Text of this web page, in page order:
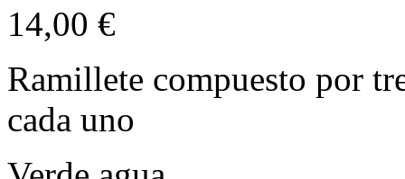
14,00 €
Ramillete compuesto por
cada uno